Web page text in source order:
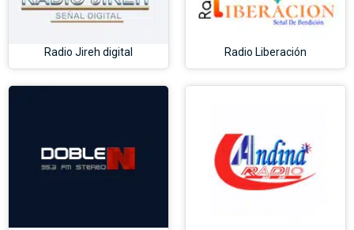
Radio Jireh digital Radio Liberación